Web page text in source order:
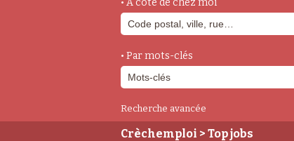
• Par mots-clés
Recherche avancée
Crèchemploi > Top jobs